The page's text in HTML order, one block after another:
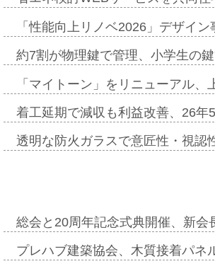
「性能向上リノベ2026」デザイ
約7割が物理鍵で管理、小学生の
「マイトーン」をリニューアル
着工延期で減収も利益改善、26
透明な防火ガラスで意匠性・視
総会と20周年記念式典開催、新
プレハブ建築協会、木質接着パ